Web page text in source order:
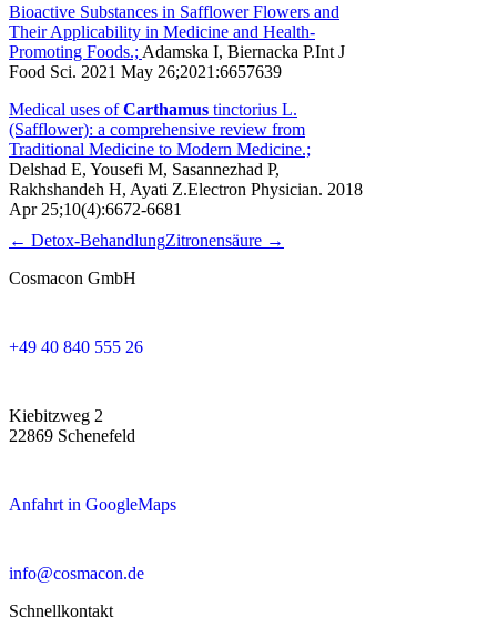
Bioactive Substances in Safflower Flowers and
Their Applicability in Medicine and Health-
Promoting Foods.; Adamska I, Biernacka P.Int J
Food Sci. 2021 May 26;2021:6657639
Medical uses ofCarthamus tinctorius L.
(Safflower): a comprehensive review from
Traditional Medicine to Modern Medicine.;
Delshad E, Yousefi M, Sasannezhad P,
Rakhshandeh H, Ayati Z.Electron Physician. 2018
Apr 25;10(4):6672-6681
← Detox-BehandlungZitronensäure →
Cosmacon GmbH
+49 40 840 555 26
Kiebitzweg 2
22869 Schenefeld
Anfahrt in GoogleMaps
info@cosmacon.de
Schnellkontakt